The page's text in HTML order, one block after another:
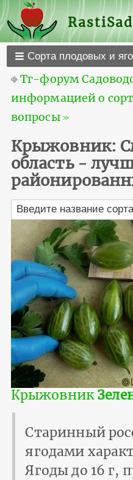
Сорта плодовых и
⎆Тг-форум
информацией о
вопросы ≫
Крыжовник:
область -
Крыжовник
Старинный
ягодами
Ягоды до 16 г,